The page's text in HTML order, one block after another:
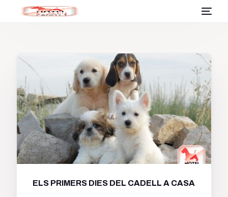
ELS PRIMERS DIES DEL CADELL A CASA